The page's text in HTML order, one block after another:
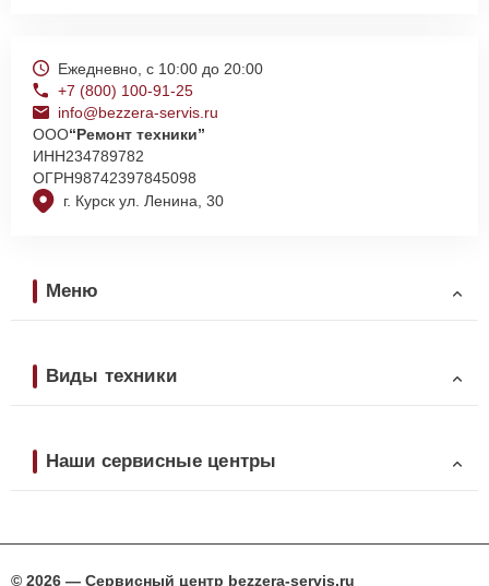
г. Курск ул. Ленина, 30
Ежедневно, с 10:00 до 20:00
+7 (800) 100-91-25
info@bezzera-servis.ru
ООО“Ремонт техники”
ИНН234789782
ОГРН98742397845098
Меню
Виды техники
Наши сервисные центры
© 2026 — Сервисный центр bezzera-servis.ru